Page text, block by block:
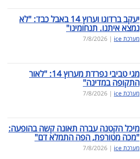
יעקב ברדוגו וערוץ 14 באבל כבד: "לא
נמצא איתנו. תנחומינו"
מערכת ice |
7/8/2026
מגי טביבי נפרדת מערוץ 14: "לאור
התקופה במדינה"
מערכת ice |
7/8/2026
מיכל הקטנה עברה תאונה קשה בהופעה:
"מכה מטורפת, הפה התמלא דם"
מערכת ice |
7/8/2026